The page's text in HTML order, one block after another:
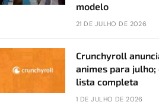
modelo
21 DE JULHO DE 2026
Crunchyroll
animes para julho;
lista completa
1 DE JULHO DE 2026